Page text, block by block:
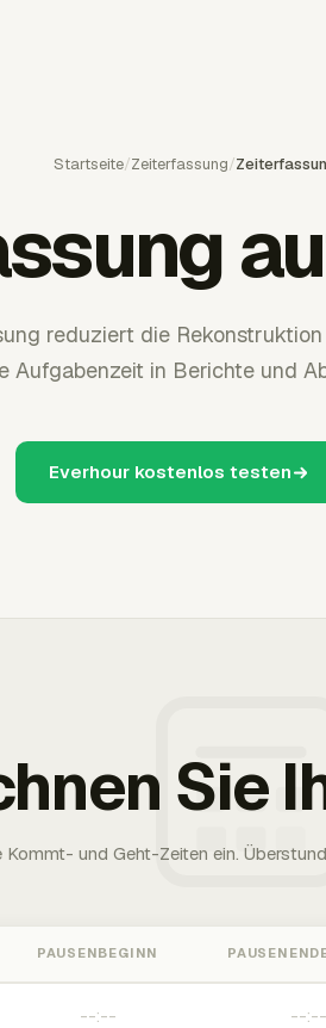
Startseite/Zeiterfassung/
reduziert die
Aufgabenzeit in Berichte und
Everhour kostenlos testen
Sie
Kommt- und Geht-Zeiten ein.
PAUSENBEGINN